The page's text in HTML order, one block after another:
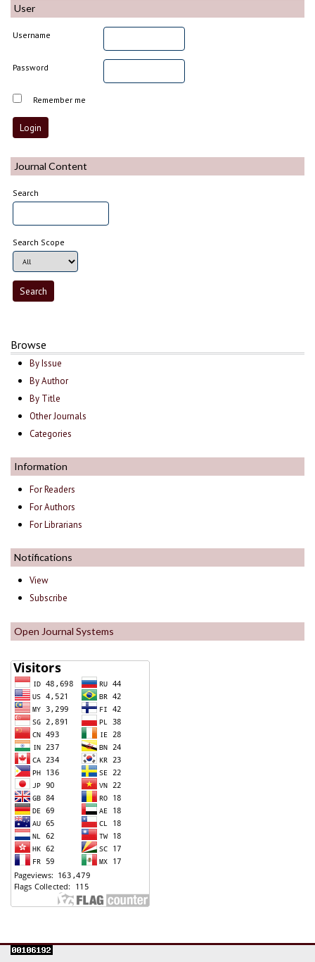
User
Username
Password
Remember me
Journal Content
Search
Search Scope
Browse
By Issue
By Author
By Title
Other Journals
Categories
Information
For Readers
For Authors
For Librarians
Notifications
View
Subscribe
Open Journal Systems